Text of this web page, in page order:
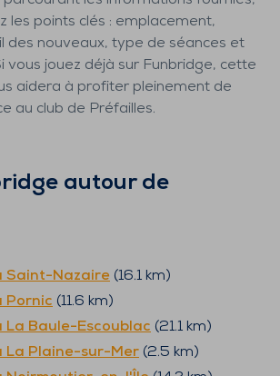
les points clés : emplacement,
des nouveaux, type de séances et
vous jouez déjà sur Funbridge, cette
aidera à profiter pleinement de
au club de Préfailles.
autour de
Saint-Nazaire (16.1 km)
Pornic (11.6 km)
La Baule-Escoublac (21.1 km)
La Plaine-sur-Mer (2.5 km)